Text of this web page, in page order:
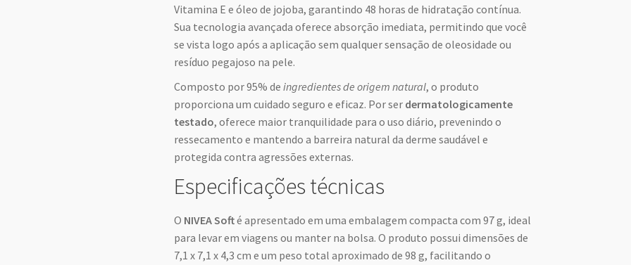
Vitamina E e óleo de jojoba, garantindo 48 horas de hidratação contínua.
Sua tecnologia avançada oferece absorção imediata, permitindo que você
se vista logo após a aplicação sem qualquer sensação de oleosidade ou
resíduo pegajoso na pele.
Composto por 95% deingredientes de origem natural, o produto
proporciona um cuidado seguro e eficaz. Por ser dermatologicamente
testado, oferece maior tranquilidade para o uso diário, prevenindo o
ressecamento e mantendo a barreira natural da derme saudável e
protegida contra agressões externas.
Especificações técnicas
O NIVEA Softé apresentado em uma embalagem compacta com 97 g, ideal
para levar em viagens ou manter na bolsa. O produto possui dimensões de
7,1 x 7,1 x 4,3 cm e um peso total aproximado de 98 g, facilitando o